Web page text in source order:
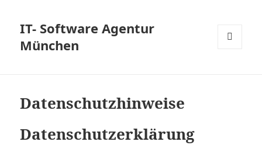
IT- Software Agentur
München
Datenschutzhinweise
Datenschutzerklärung